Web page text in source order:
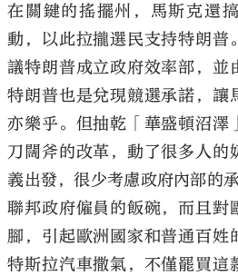
在關鍵的搖擺州，馬斯克還
動，以此拉攏選民支持特朗普
議特朗普成立政府效率部，並
特朗普也是兌現競選承諾，讓
亦樂乎。但抽乾「華盛頓沼澤
刀闊斧的改革，動了很多人的
義出發，很少考慮政府內部的
聯邦政府僱員的飯碗，而且對
腳，引起歐洲國家和普通百姓
特斯拉汽車撒氣，不僅罷買這